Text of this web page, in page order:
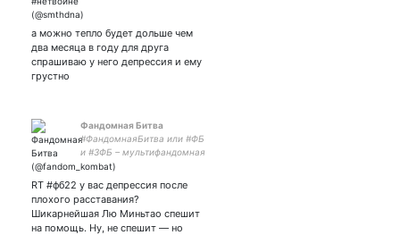
агрессивный мёрси-мейн |
а можно тепло будет дольше чем
два месяца в году для друга
спрашиваю у него депрессия и ему
грустно
Фандомная Битва
#ФандомнаяБитва или #ФБ
и #ЗФБ – мультифандомная
командная игра Мы
дискорд: Правила и
каталоги #ФБ22 по ссылке
↓
RT #фб22 у вас депрессия после
плохого расставания?
Шикарнейшая Лю Миньтао спешит
на помощь. Ну, не спешит — но